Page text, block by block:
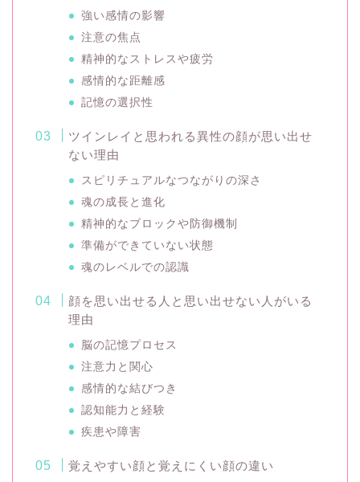
強い感情の影響
注意の焦点
精神的なストレスや疲労
感情的な距離感
記憶の選択性
ツインレイと思われる異性の顔が思い出せ
ない理由
スピリチュアルなつながりの深さ
魂の成長と進化
精神的なブロックや防御機制
準備ができていない状態
魂のレベルでの認識
顔を思い出せる人と思い出せない人がいる
理由
脳の記憶プロセス
注意力と関心
感情的な結びつき
認知能力と経験
疾患や障害
覚えやすい顔と覚えにくい顔の違い